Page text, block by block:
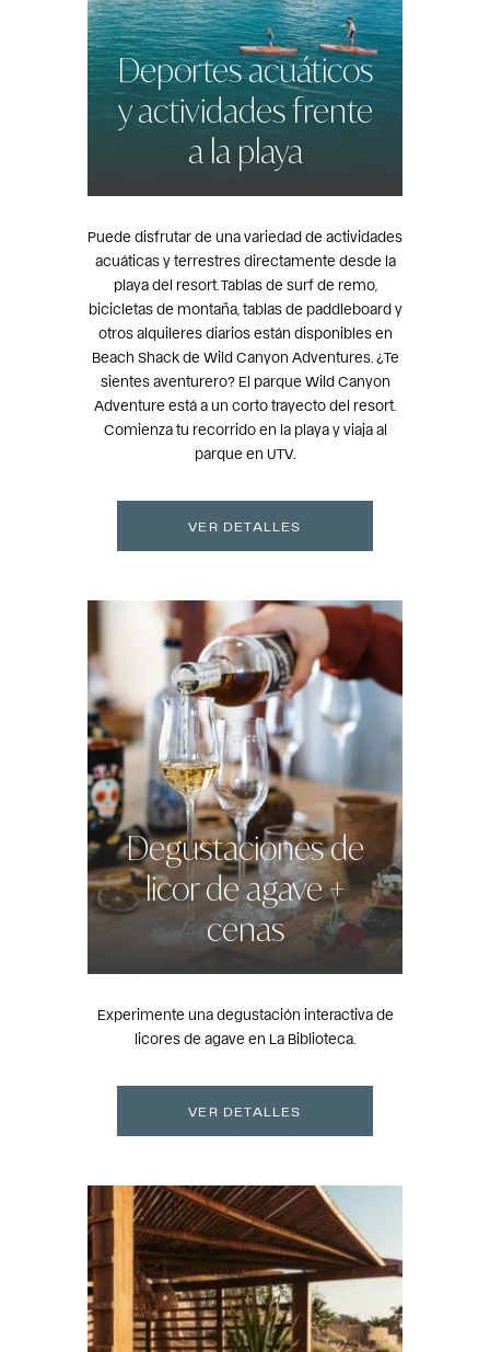
Deportes acuáticos
y actividades frente
a la playa
Puede disfrutar de una variedad de actividades
acuáticas y terrestres directamente desde la
playa del resort. Tablas de surf de remo,
bicicletas de montaña, tablas de paddleboard y
otros alquileres diarios están disponibles en
Beach Shack de Wild Canyon Adventures. ¿Te
sientes aventurero? El parque Wild Canyon
Adventure está a un corto trayecto del resort.
Comienza tu recorrido en la playa y viaja al
parque en UTV.
VER DETALLES
Degustaciones de
licor de agave +
cenas
Experimente una degustación interactiva de
licores de agave en La Biblioteca.
VER DETALLES